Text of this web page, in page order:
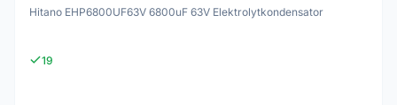
Hitano EHP6800UF63V 6800uF 63V Elektrolytkondensator
19